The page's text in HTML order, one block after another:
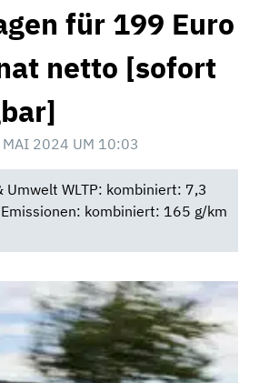
für 199 Euro
netto [sofort
MAI 2024 UM 10:03
Umwelt WLTP: kombiniert: 7,3
kombiniert: 165 g/km